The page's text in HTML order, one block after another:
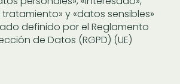
y «datos sensibles»
definido por el Reglamento
de Datos (RGPD) (UE)